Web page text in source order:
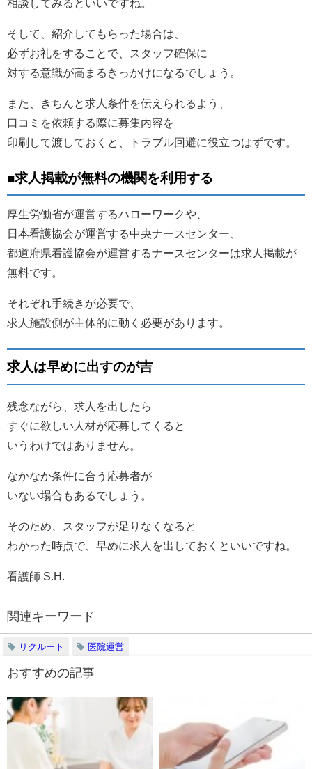
相談してみるといいですね。
そして、紹介してもらった場合は、
必ずお礼をすることで、スタッフ確保に
対する意識が高まるきっかけになるでしょう。
また、きちんと求人条件を伝えられるよう、
口コミを依頼する際に募集内容を
印刷して渡しておくと、トラブル回避に役立つはずです。
■求人掲載が無料の機関を利用する
厚生労働省が運営するハローワークや、
日本看護協会が運営する中央ナースセンター、
都道府県看護協会が運営するナースセンターは求人掲載が
無料です。
それぞれ手続きが必要で、
求人施設側が主体的に動く必要があります。
求人は早めに出すのが吉
残念ながら、求人を出したら
すぐに欲しい人材が応募してくると
いうわけではありません。
なかなか条件に合う応募者が
いない場合もあるでしょう。
そのため、スタッフが足りなくなると
わかった時点で、早めに求人を出しておくといいですね。
看護師 S.H.
関連キーワード
リクルート 医院運営
おすすめの記事